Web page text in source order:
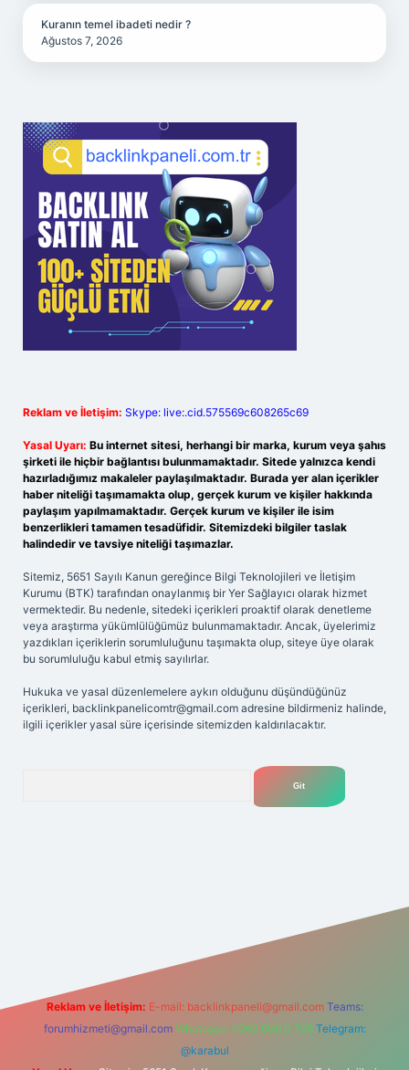
Kuranın temel ibadeti nedir ?
Ağustos 7, 2026
Reklam ve İletişim: Skype: live:.cid.575569c608265c69
Yasal Uyarı: Bu internet sitesi, herhangi bir marka, kurum veya şahıs
şirketi ile hiçbir bağlantısı bulunmamaktadır. Sitede yalnızca kendi
hazırladığımız makaleler paylaşılmaktadır. Burada yer alan içerikler
haber niteliği taşımamakta olup, gerçek kurum ve kişiler hakkında
paylaşım yapılmamaktadır. Gerçek kurum ve kişiler ile isim
benzerlikleri tamamen tesadüfidir. Sitemizdeki bilgiler taslak
halindedir ve tavsiye niteliği taşımazlar.
Sitemiz, 5651 Sayılı Kanun gereğince Bilgi Teknolojileri ve İletişim
Kurumu (BTK) tarafından onaylanmış bir Yer Sağlayıcı olarak hizmet
vermektedir. Bu nedenle, sitedeki içerikleri proaktif olarak denetleme
veya araştırma yükümlülüğümüz bulunmamaktadır. Ancak, üyelerimiz
yazdıkları içeriklerin sorumluluğunu taşımakta olup, siteye üye olarak
bu sorumluluğu kabul etmiş sayılırlar.
Hukuka ve yasal düzenlemelere aykırı olduğunu düşündüğünüz
içerikleri, backlinkpanelicomtr@gmail.com adresine bildirmeniz halinde,
ilgili içerikler yasal süre içerisinde sitemizden kaldırılacaktır.
Reklam ve İletişim: E-mail: backlinkpaneli@gmail.com Teams:
forumhizmeti@gmail.com Whatsapp: 0262 606 0 726 Telegram:
@karabul